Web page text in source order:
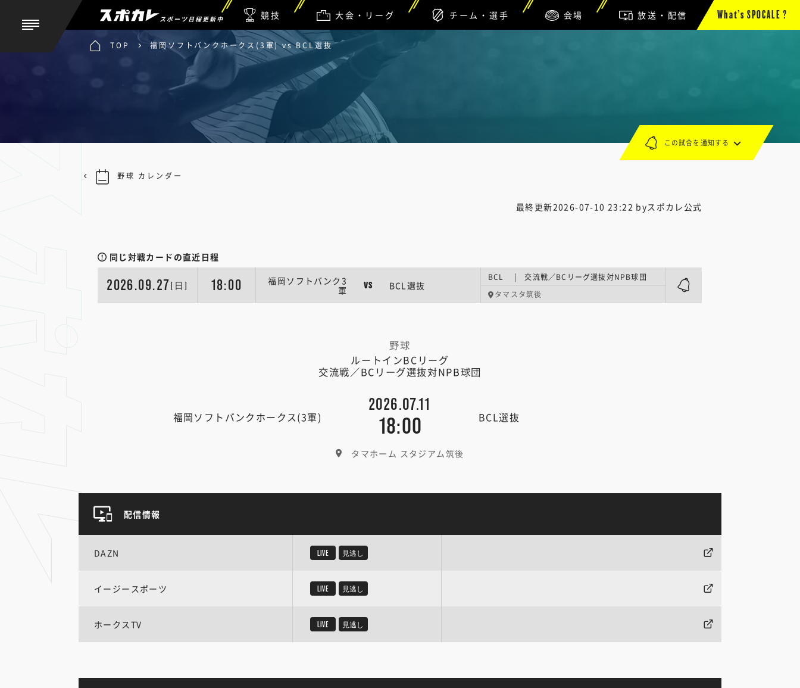
スポーツ日程更新中 競技 大会・リーグ チーム・選手 会場 放送・配信 What’s SPOCALE ?
TOP 福岡ソフトバンクホークス(3軍) vs BCL選抜
最終更新2026-07-10 23:22 byスポカレ公式
同じ対戦カードの直近日程
2026.09.27[日] 18:00
福岡ソフトバンク3
軍
VS BCL選抜
BCL | 交流戦／BCリーグ選抜対NPB球団
タマスタ筑後
野球
ルートインBCリーグ
交流戦／BCリーグ選抜対NPB球団
福岡ソフトバンクホークス(3軍)
2026.07.11
18:00 BCL選抜
タマホーム スタジアム筑後
この試合を通知する
野球 カレンダー
配信情報
DAZN LIVE 見逃し
イージースポーツ LIVE 見逃し
ホークスTV LIVE 見逃し